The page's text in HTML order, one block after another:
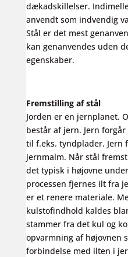
dækadskillelser.
anvendt som indvendig
Stål er det mest
kan genanvendes uden
egenskaber.
Fremstilling af stål
Jorden er en jernplanet.
består af jern. Jern
til f.eks. tyndplader. Jern
jernmalm. Når stål
det typisk i højovne
processen fjernes ilt fra
er et renere materiale.
kulstofindhold kaldes
stammer fra det kul og
opvarmning af højovnen
forbindelse med ilten i